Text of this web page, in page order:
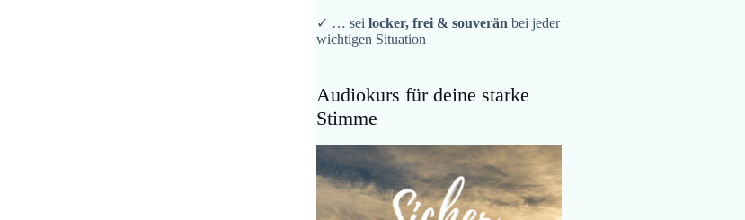
✓ … seilocker, frei & souverän bei jeder
wichtigen Situation
Audiokurs für deine starke
Stimme